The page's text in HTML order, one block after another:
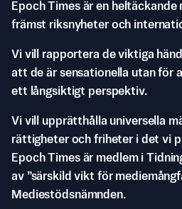
Epoch Times är en heltäckande
främst riksnyheter och
Vi vill rapportera de viktiga
att de är sensationella utan för
ett långsiktigt perspektiv.
Vi vill upprätthålla universella
rättigheter och friheter i det vi
Epoch Times är medlem i
av ”särskild vikt för
Mediestödsnämnden.